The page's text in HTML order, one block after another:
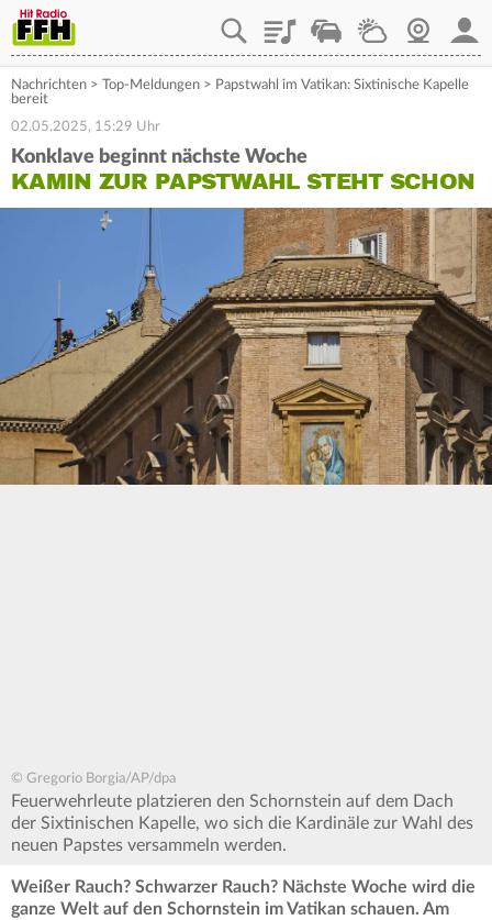
PlaylistStaupilotWetterWebcam
Nachrichten > Top-Meldungen > Papstwahl im Vatikan: Sixtinische Kapelle
bereit
02.05.2025, 15:29 Uhr
Konklave beginnt nächste Woche
KAMIN ZUR PAPSTWAHL STEHT SCHON
© Gregorio Borgia/AP/dpa
Feuerwehrleute platzieren den Schornstein auf dem Dach
der Sixtinischen Kapelle, wo sich die Kardinäle zur Wahl des
neuen Papstes versammeln werden.
Weißer Rauch? Schwarzer Rauch? Nächste Woche wird die
ganze Welt auf den Schornstein im Vatikan schauen. Am